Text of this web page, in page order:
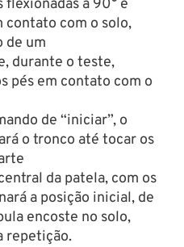
flexionadas a 90° e
contato com o solo,
de um
durante o teste,
pés em contato com o
de “iniciar”, o
o tronco até tocar os
da patela, com os
a posição inicial, de
encoste no solo,
repetição.